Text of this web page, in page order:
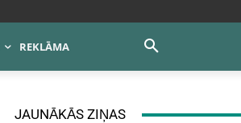
REKLĀMA
JAUNĀKĀS ZIŅAS